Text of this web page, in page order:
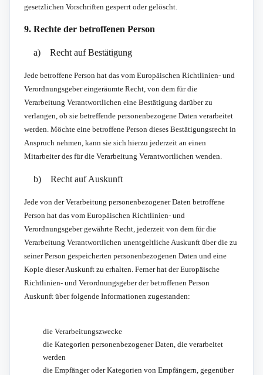
gesetzlichen Vorschriften gesperrt oder gelöscht.
9. Rechte der betroffenen Person
a) Recht auf Bestätigung
Jede betroffene Person hat das vom Europäischen Richtlinien- und
Verordnungsgeber eingeräumte Recht, von dem für die
Verarbeitung Verantwortlichen eine Bestätigung darüber zu
verlangen, ob sie betreffende personenbezogene Daten verarbeitet
werden. Möchte eine betroffene Person dieses Bestätigungsrecht in
Anspruch nehmen, kann sie sich hierzu jederzeit an einen
Mitarbeiter des für die Verarbeitung Verantwortlichen wenden.
b) Recht auf Auskunft
Jede von der Verarbeitung personenbezogener Daten betroffene
Person hat das vom Europäischen Richtlinien- und
Verordnungsgeber gewährte Recht, jederzeit von dem für die
Verarbeitung Verantwortlichen unentgeltliche Auskunft über die zu
seiner Person gespeicherten personenbezogenen Daten und eine
Kopie dieser Auskunft zu erhalten. Ferner hat der Europäische
Richtlinien- und Verordnungsgeber der betroffenen Person
Auskunft über folgende Informationen zugestanden:
die Verarbeitungszwecke
die Kategorien personenbezogener Daten, die verarbeitet
werden
die Empfänger oder Kategorien von Empfängern, gegenüber